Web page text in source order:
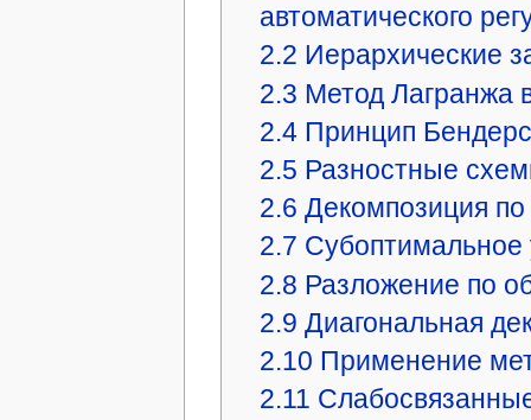
автоматического
2.2 Иерархические
2.3 Метод Лагранжа
2.4 Принцип
2.5 Разностные
2.6 Декомпозиция
2.7 Субоптимальное
2.8 Разложение по
2.9 Диагональная
2.10 Применение
2.11